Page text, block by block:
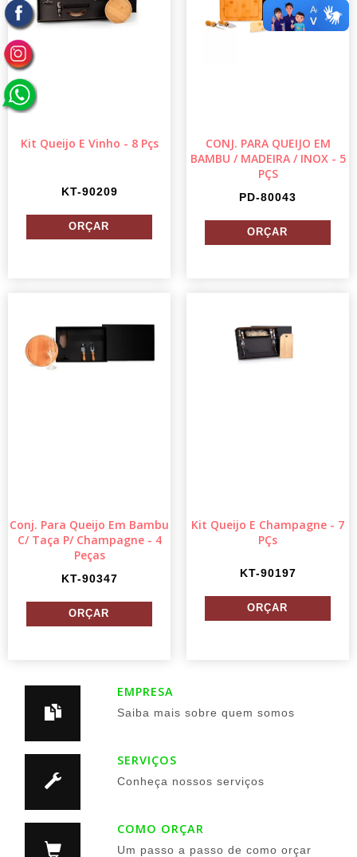
Kit Queijo E Vinho - 8 Pçs
KT-90209
CONJ. PARA QUEIJO EM
BAMBU / MADEIRA / INOX - 5
PÇS
PD-80043
Conj. Para Queijo Em Bambu
C/ Taça P/ Champagne - 4
Peças
KT-90347
Kit Queijo E Champagne - 7
PÇs
KT-90197
EMPRESA
Saiba mais sobre quem somos
SERVIÇOS
Conheça nossos serviços
COMO ORÇAR
Um passo a passo de como orçar